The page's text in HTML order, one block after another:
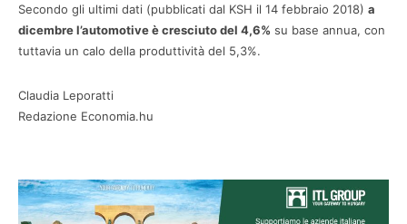
Secondo gli ultimi dati (pubblicati dal KSH il 14 febbraio 2018) a
dicembre l’automotive è cresciuto del 4,6% su base annua, con
tuttavia un calo della produttività del 5,3%.
Claudia Leporatti
Redazione Economia.hu